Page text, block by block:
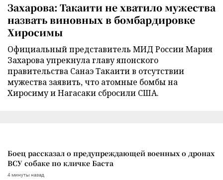
Захарова: Такаити не хватило мужества
назвать виновных в бомбардировке
Хиросимы
Официальный представитель МИД России Мария
Захарова упрекнула главу японского
правительства Санаэ Такаити в отсутствии
мужества заявить, что атомные бомбы на
Хиросиму и Нагасаки сбросили США.
Боец рассказал о предупреждающей военных о дронах
ВСУ собаке по кличке Баста
4 минуты назад